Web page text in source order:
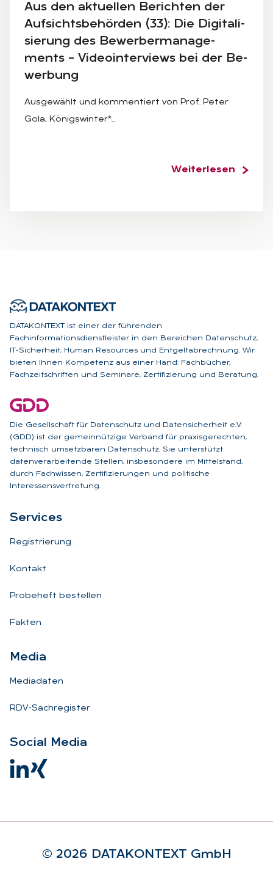
Aus den ak­tu­el­len Be­rich­ten der
Auf­sichts­be­hör­den (33): Die Di­gi­ta­li­
sie­rung des Be­wer­ber­ma­nage­
ments – Vi­deo­in­ter­views bei der Be­
wer­bung
Ausgewählt und kommentiert von Prof. Peter
Gola, Königswinter*…
Weiterlesen
DATAKONTEXT ist einer der führenden
Fachinformationsdienstleister in den Bereichen Datenschutz,
IT-Sicherheit, Human Resources und Entgeltabrechnung. Wir
bieten Ihnen Kompetenz aus einer Hand: Fachbücher,
Fachzeitschriften und Seminare, Zertifizierung und Beratung.
Die Gesellschaft für Datenschutz und Datensicherheit e.V.
(GDD) ist der gemeinnützige Verband für praxisgerechten,
technisch umsetzbaren Datenschutz. Sie unterstützt
datenverarbeitende Stellen, insbesondere im Mittelstand,
durch Fachwissen, Zertifizierungen und politische
Interessensvertretung.
Ser­vices
Registrierung
Kontakt
Probeheft bestellen
Fakten
Me­dia
Mediadaten
RDV-Sachregister
So­ci­al Me­dia
© 2026 DA­TA­KON­TEXT GmbH